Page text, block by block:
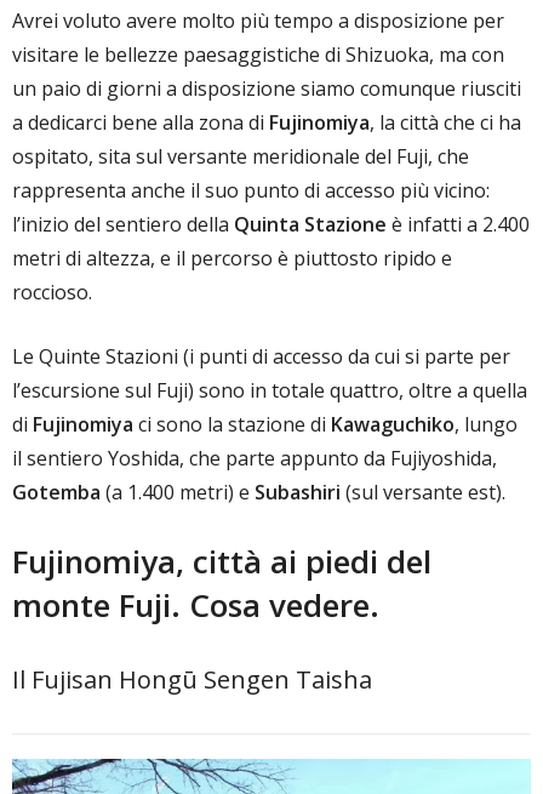
Avrei voluto avere molto più tempo a disposizione per
visitare le bellezze paesaggistiche di Shizuoka, ma con
un paio di giorni a disposizione siamo comunque riusciti
a dedicarci bene alla zona di Fujinomiya, la città che ci ha
ospitato, sita sul versante meridionale del Fuji, che
rappresenta anche il suo punto di accesso più vicino:
l’inizio del sentiero della Quinta Stazione è infatti a 2.400
metri di altezza, e il percorso è piuttosto ripido e
roccioso.
Le Quinte Stazioni (i punti di accesso da cui si parte per
l’escursione sul Fuji) sono in totale quattro, oltre a quella
di Fujinomiya ci sono la stazione di Kawaguchiko, lungo
il sentiero Yoshida, che parte appunto da Fujiyoshida,
Gotemba (a 1.400 metri) e Subashiri (sul versante est).
Fujinomiya, città ai piedi del
monte Fuji. Cosa vedere.
Il Fujisan Hongū Sengen Taisha